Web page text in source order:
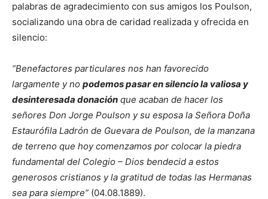
palabras de agradecimiento con sus amigos los Poulson,
socializando una obra de caridad realizada y ofrecida en
silencio:
“Benefactores particulares nos han favorecido
largamente y no podemos pasar en silencio la valiosa y
desinteresada donación que acaban de hacer los
señores Don Jorge Poulson y su esposa la Señora Doña
Estaurófila Ladrón de Guevara de Poulson, de la manzana
de terreno que hoy comenzamos por colocar la piedra
fundamental del Colegio – Dios bendecid a estos
generosos cristianos y la gratitud de todas las Hermanas
sea para siempre” (04.08.1889).